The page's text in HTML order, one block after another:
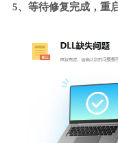
5、等待修复完成，重